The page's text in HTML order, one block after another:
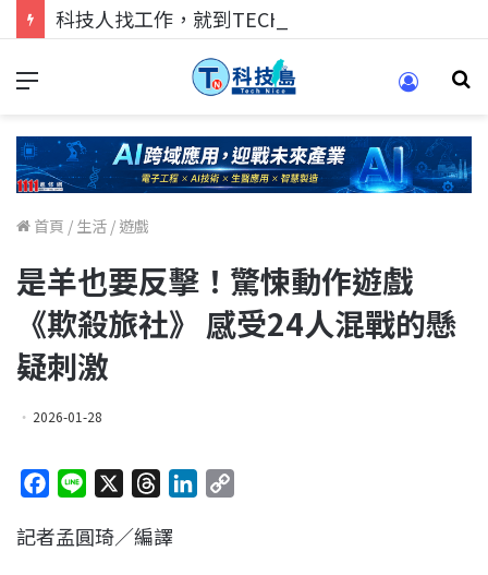
科技人找工作，就到TECH+ 科技專區!
首頁 / 生活 / 遊戲
是羊也要反擊！驚悚動作遊戲
《欺殺旅社》 感受24人混戰的懸
疑刺激
2026-01-28
c
n
r
記者孟圓琦／編譯